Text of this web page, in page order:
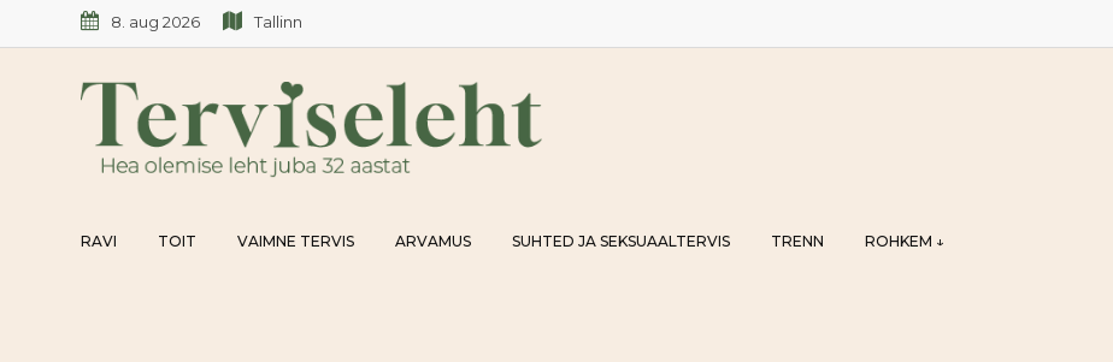
to
8. aug 2026 Tallinn
RAVI TOIT VAIMNE TERVIS ARVAMUS SUHTED JA SEKSUAALTERVIS TRENN ROHKEM ↓